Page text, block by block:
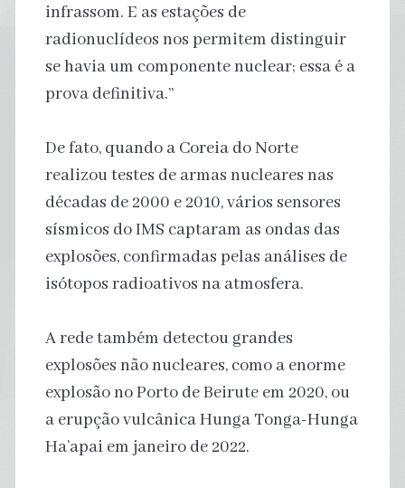
infrassom. E as estações de
radionuclídeos nos permitem distinguir
se havia um componente nuclear; essa é a
prova definitiva.”
De fato, quando a Coreia do Norte
realizou testes de armas nucleares nas
décadas de 2000 e 2010, vários sensores
sísmicos do IMS captaram as ondas das
explosões, confirmadas pelas análises de
isótopos radioativos na atmosfera.
A rede também detectou grandes
explosões não nucleares, como a enorme
explosão no Porto de Beirute em 2020, ou
a erupção vulcânica Hunga Tonga-Hunga
Ha’apai em janeiro de 2022.